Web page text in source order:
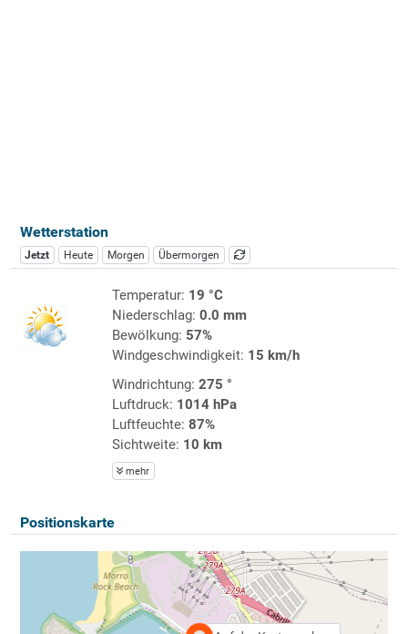
Wetterstation
Jetzt Heute Morgen Übermorgen
Temperatur: 19 °C
Niederschlag: 0.0 mm
Bewölkung: 57%
Windgeschwindigkeit: 15 km/h
Windrichtung: 275 °
Luftdruck: 1014 hPa
Luftfeuchte: 87%
Sichtweite: 10 km
mehr
Positionskarte